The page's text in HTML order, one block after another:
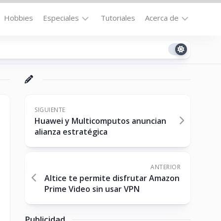
Hobbies Especiales
la
Destacados
Downloads
No-
Tutoriales Acerca de
Contacto
Cookie
(US)
SIGUIENTE
Huawei y Multicomputos anuncian
alianza estratégica
ANTERIOR
Altice te permite disfrutar Amazon
Prime Video sin usar VPN